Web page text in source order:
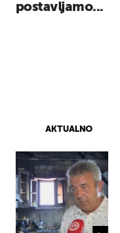
AKTUALNO
postavljamo...